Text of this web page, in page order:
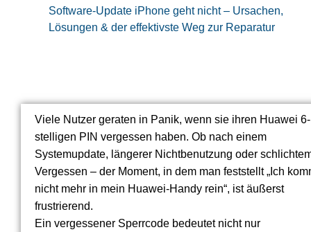
Software-Update iPhone geht nicht – Ursachen,
Lösungen & der effektivste Weg zur Reparatur
Viele Nutzer geraten in Panik, wenn sie ihren Huawei 6-
stelligen PIN vergessen haben. Ob nach einem
Systemupdate, längerer Nichtbenutzung oder
Vergessen – der Moment, in dem man feststellt „Ich
nicht mehr in mein Huawei-Handy rein“, ist äußerst
frustrierend.
Ein vergessener Sperrcode bedeutet nicht nur